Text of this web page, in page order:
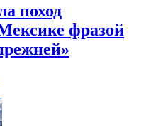
поход
фразой